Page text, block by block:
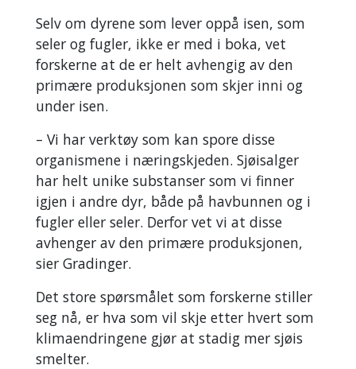
Selv om dyrene som lever oppå isen, som
seler og fugler, ikke er med i boka, vet
forskerne at de er helt avhengig av den
primære produksjonen som skjer inni og
under isen.
– Vi har verktøy som kan spore disse
organismene i næringskjeden. Sjøisalger
har helt unike substanser som vi finner
igjen i andre dyr, både på havbunnen og i
fugler eller seler. Derfor vet vi at disse
avhenger av den primære produksjonen,
sier Gradinger.
Det store spørsmålet som forskerne stiller
seg nå, er hva som vil skje etter hvert som
klimaendringene gjør at stadig mer sjøis
smelter.